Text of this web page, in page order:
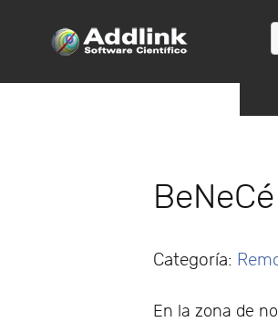
Categoría:
En la zona de